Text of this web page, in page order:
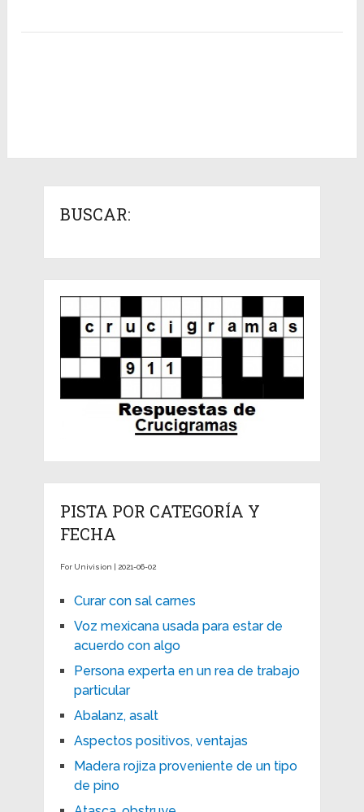
BUSCAR:
PISTA POR CATEGORÍA Y
FECHA
For Univision | 2021-06-02
Curar con sal carnes
Voz mexicana usada para estar de
acuerdo con algo
Persona experta en un rea de trabajo
particular
Abalanz, asalt
Aspectos positivos, ventajas
Madera rojiza proveniente de un tipo
de pino